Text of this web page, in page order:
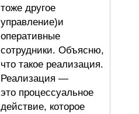
тоже другое
управление)и
оперативные
сотрудники. Объясню,
что такое реализация.
Реализация —
это процессуальное
действие, которое